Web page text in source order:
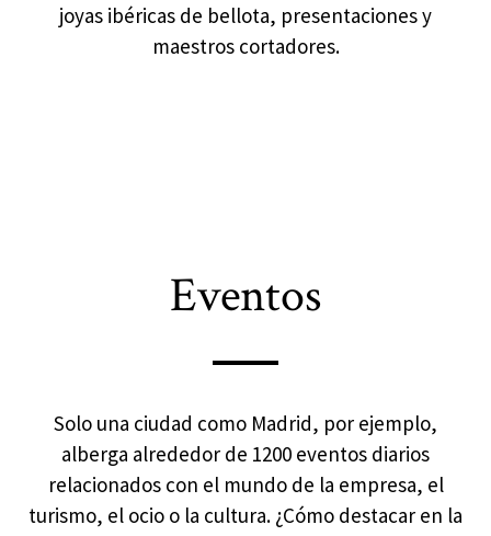
joyas ibéricas de bellota, presentaciones y
maestros cortadores.
Eventos
Solo una ciudad como Madrid, por ejemplo,
alberga alrededor de 1200 eventos diarios
relacionados con el mundo de la empresa, el
turismo, el ocio o la cultura. ¿Cómo destacar en la